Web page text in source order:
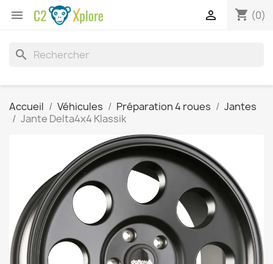
 shopping_cart (0)

search
Accueil Véhicules Préparation 4 roues
Jantes
Jante Delta4x4 Klassik